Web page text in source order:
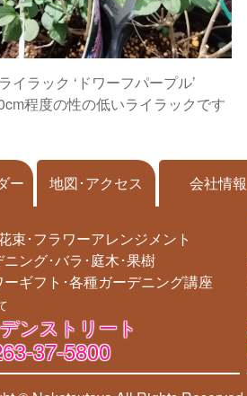
イラック ‘ドワーフパープル’
程度の性の低いライラックです
ー 地図･アクセス 会社情報
束･フラワーアレンジメント
ニング･バラ･庭木･果樹
ーギフト･各種ガーデニング講座
ンストリート
37-5800